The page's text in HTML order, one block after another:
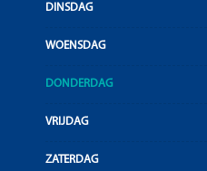
DINSDAG
WOENSDAG
DONDERDAG
VRIJDAG
ZATERDAG